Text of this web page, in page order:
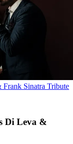
Frank Sinatra Tribute
Di Leva &